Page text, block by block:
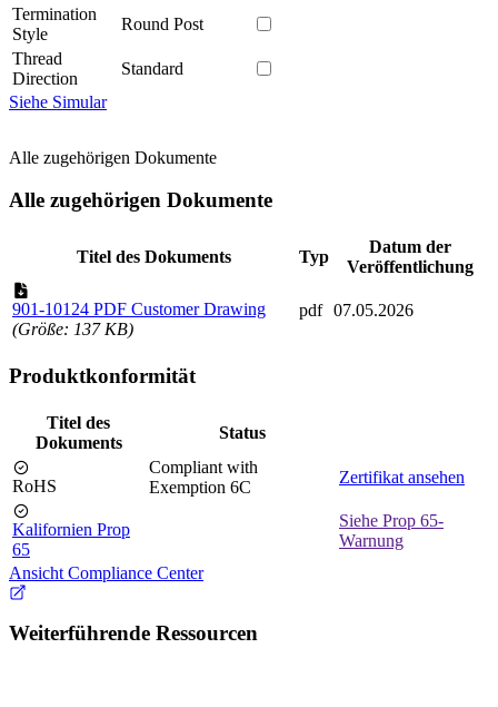
Termination
Style
Round Post
Thread
Direction
Standard
Siehe Simular
Alle zugehörigen Dokumente
Alle zugehörigen Dokumente
Titel des Dokuments Typ
Datum der
Veröffentlichung
901-10124 PDF Customer Drawing
(Größe: 137 KB)
pdf 07.05.2026
Produktkonformität
Titel des
Dokuments
Status
RoHS
Compliant with
Exemption 6C
Zertifikat ansehen
Kalifornien Prop
65
Siehe Prop 65-
Warnung
Ansicht Compliance Center
Weiterführende Ressourcen